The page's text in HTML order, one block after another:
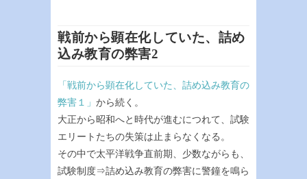
戦前から顕在化していた、詰め
込み教育の弊害2
「戦前から顕在化していた、詰め込み教育の
弊害１」 から続く。
大正から昭和へと時代が進むにつれて、試験
エリートたちの失策は止まらなくなる。
その中で太平洋戦争直前期、少数ながらも、
試験制度⇒詰め込み教育の弊害に警鐘を鳴ら